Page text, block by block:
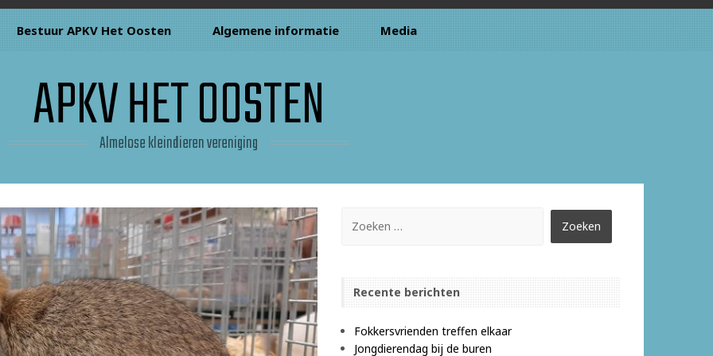
Bestuur APKV Het Oosten Algemene informatie Media
APKV HET OOSTEN
Almelose kleindieren vereniging
Recente berichten
Fokkersvrienden treffen elkaar
Jongdierendag bij de buren